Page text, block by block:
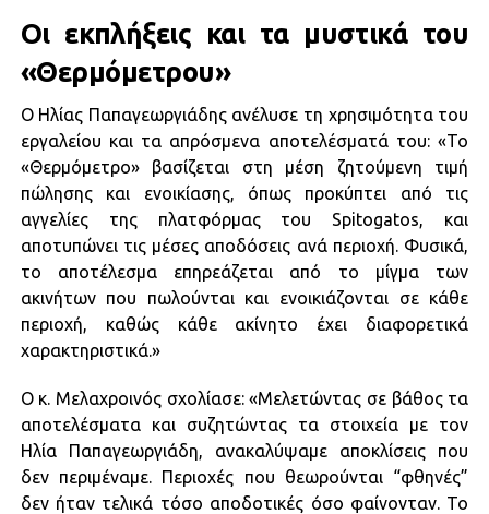
Οι εκπλήξεις και τα μυστικά του
«Θερμόμετρου»
Ο Ηλίας Παπαγεωργιάδης ανέλυσε τη χρησιμότητα του
εργαλείου και τα απρόσμενα αποτελέσματά του: «Το
«Θερμόμετρο» βασίζεται στη μέση ζητούμενη τιμή
πώλησης και ενοικίασης, όπως προκύπτει από τις
αγγελίες της πλατφόρμας του Spitogatos, και
αποτυπώνει τις μέσες αποδόσεις ανά περιοχή. Φυσικά,
το αποτέλεσμα επηρεάζεται από το μίγμα των
ακινήτων που πωλούνται και ενοικιάζονται σε κάθε
περιοχή, καθώς κάθε ακίνητο έχει διαφορετικά
χαρακτηριστικά.»
O κ. Μελαχροινός σχολίασε: «Μελετώντας σε βάθος τα
αποτελέσματα και συζητώντας τα στοιχεία με τον
Ηλία Παπαγεωργιάδη, ανακαλύψαμε αποκλίσεις που
δεν περιμέναμε. Περιοχές που θεωρούνται “φθηνές”
δεν ήταν τελικά τόσο αποδοτικές όσο φαίνονταν. Το